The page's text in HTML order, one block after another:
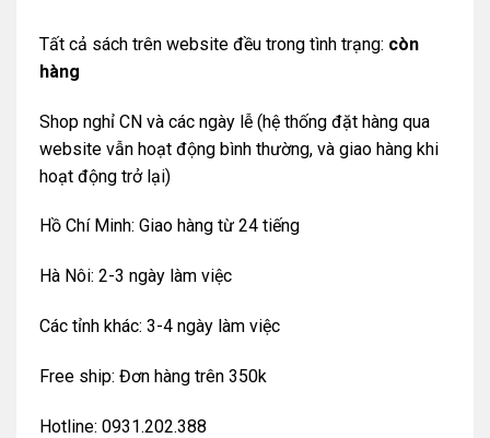
Tất cả sách trên website đều trong tình trạng: còn
hàng
Shop nghỉ CN và các ngày lễ (hệ thống đặt hàng qua
website vẫn hoạt động bình thường, và giao hàng khi
hoạt động trở lại)
Hồ Chí Minh: Giao hàng từ 24 tiếng
Hà Nôi: 2-3 ngày làm việc
Các tỉnh khác: 3-4 ngày làm việc
Free ship: Đơn hàng trên 350k
Hotline: 0931.202.388